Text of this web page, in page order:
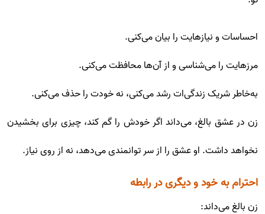
احساسات و نیازهایت را بیان می‌کنی.
مرزهایت را می‌شناسی و از آن‌ها محافظت می‌کنی.
به‌خاطر شریک زندگی‌ات رشد می‌کنی، نه خودت را حذف می‌کنی.
زن در عشق بالغ، می‌داند اگر خودش را گم کند، چیزی برای بخشیدن
نخواهد داشت. او عشق را از سر توانمندی می‌دهد، نه از روی نیاز.
احترام به خود و دیگری در رابطه
زن بالغ می‌داند: